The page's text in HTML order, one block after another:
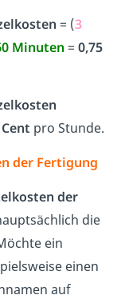
= (3
Minuten = 0,75
Cent pro Stunde.
der Fertigung
der
die
Möchte ein
einen
auf